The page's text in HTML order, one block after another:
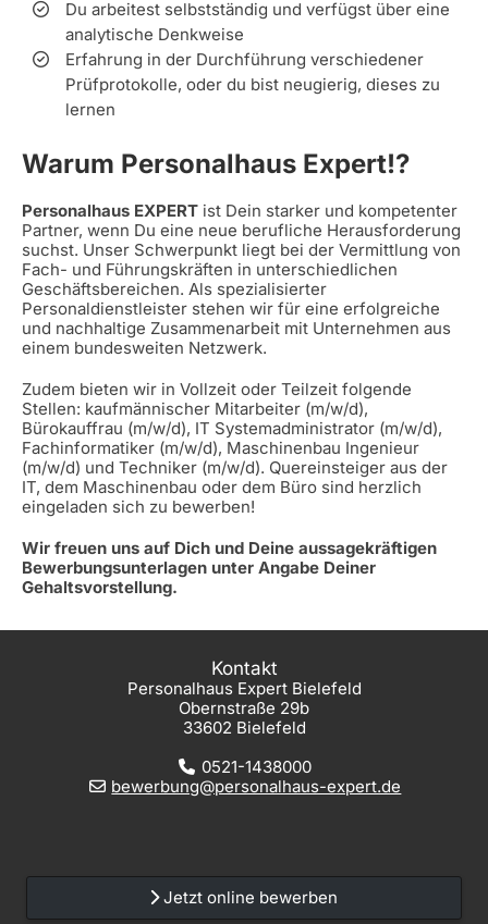
Du arbeitest selbstständig und verfügst über eine
analytische Denkweise
Erfahrung in der Durchführung verschiedener
Prüfprotokolle, oder du bist neugierig, dieses zu
lernen
Warum Personalhaus Expert!?
Personalhaus EXPERT ist Dein starker und kompetenter
Partner, wenn Du eine neue berufliche Herausforderung
suchst. Unser Schwerpunkt liegt bei der Vermittlung von
Fach- und Führungskräften in unterschiedlichen
Geschäftsbereichen. Als spezialisierter
Personaldienstleister stehen wir für eine erfolgreiche
und nachhaltige Zusammenarbeit mit Unternehmen aus
einem bundesweiten Netzwerk.
Zudem bieten wir in Vollzeit oder Teilzeit folgende
Stellen: kaufmännischer Mitarbeiter (m/w/d),
Bürokauffrau (m/w/d), IT Systemadministrator (m/w/d),
Fachinformatiker (m/w/d), Maschinenbau Ingenieur
(m/w/d) und Techniker (m/w/d). Quereinsteiger aus der
IT, dem Maschinenbau oder dem Büro sind herzlich
eingeladen sich zu bewerben!
Wir freuen uns auf Dich und Deine aussagekräftigen
Bewerbungsunterlagen unter Angabe Deiner
Gehaltsvorstellung.
Kontakt
Personalhaus Expert Bielefeld
Obernstraße 29b
33602 Bielefeld
0521-1438000
bewerbung@personalhaus-expert.de
Jetzt online bewerben